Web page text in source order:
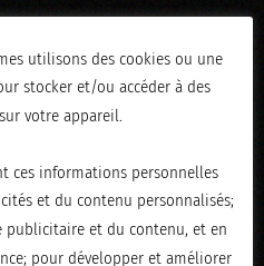
utilisons des cookies ou une
stocker et/ou accéder à des
votre appareil.
ces informations personnelles
et du contenu personnalisés;
publicitaire et du contenu, et en
pour développer et améliorer